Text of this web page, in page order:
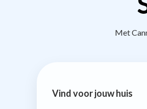
Met
Vind voor jouw huis